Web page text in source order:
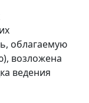
облагаемую
возложена
ведения